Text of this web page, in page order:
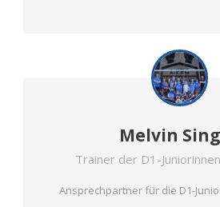
Melvin
Trainer der D1-
Ansprechpartner für die D1-